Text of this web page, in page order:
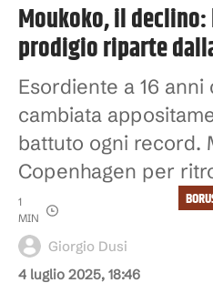
Moukoko, il declino:
prodigio riparte
Esordiente a 16
cambiata
battuto ogni record.
Copenhagen per
4 luglio 2025, 18:46
Giorgio Dusi
1
MIN